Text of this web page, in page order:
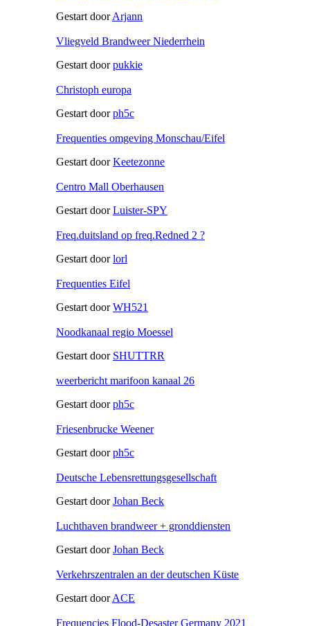
Gestart doorArjann
Vliegveld Brandweer Niederrhein
Gestart doorpukkie
Christoph europa
Gestart doorph5c
Frequenties omgeving Monschau/Eifel
Gestart doorKeetezonne
Centro Mall Oberhausen
Gestart doorLuister-SPY
Freq.duitsland op freq.Redned 2 ?
Gestart doorlorl
Frequenties Eifel
Gestart doorWH521
Noodkanaal regio Moessel
Gestart door SHUTTRR
weerbericht marifoon kanaal 26
Gestart doorph5c
Friesenbrucke Weener
Gestart doorph5c
Deutsche Lebensrettungsgesellschaft
Gestart doorJohan Beck
Luchthaven brandweer + gronddiensten
Gestart doorJohan Beck
Verkehrszentralen an der deutschen Küste
Gestart doorACE
Frequencies Flood-Desaster Germany 2021